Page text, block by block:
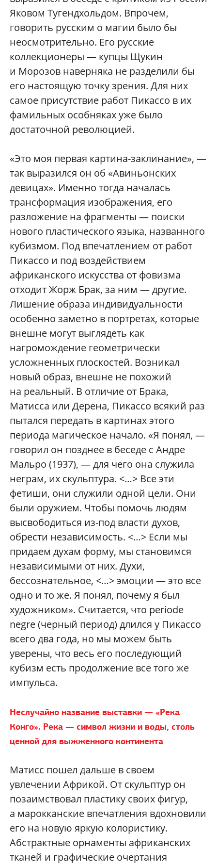
Яковом Тугендхольдом. Впрочем,
говорить русским о магии было бы
неосмотрительно. Его русские
коллекционеры — купцы Щукин
и Морозов наверняка не разделили бы
его настоящую точку зрения. Для них
самое присутствие работ Пикассо в их
фамильных особняках уже было
достаточной революцией.
«Это моя первая картина-заклинание», —
так выразился он об «Авиньонских
девицах». Именно тогда началась
трансформация изображения, его
разложение на фрагменты — поиски
нового пластического языка, названного
кубизмом. Под впечатлением от работ
Пикассо и под воздействием
африканского искусства от фовизма
отходит Жорж Брак, за ним — другие.
Лишение образа индивидуальности
особенно заметно в портретах, которые
внешне могут выглядеть как
нагромождение геометрически
усложненных плоскостей. Возникал
новый образ, внешне не похожий
на реальный. В отличие от Брака,
Матисса или Дерена, Пикассо всякий раз
пытался передать в картинах этого
периода магическое начало. «Я понял, —
говорил он позднее в беседе с Андре
Мальро (1937), — для чего она служила
неграм, их скульптура. <…> Все эти
фетиши, они служили одной цели. Они
были оружием. Чтобы помочь людям
высвободиться из-под власти духов,
обрести независимость. <…> Если мы
придаем духам форму, мы становимся
независимыми от них. Духи,
бессознательное, <…> эмоции — это все
одно и то же. Я понял, почему я был
художником». Считается, что periode
negre (черный период) длился у Пикассо
всего два года, но мы можем быть
уверены, что весь его последующий
кубизм есть продолжение все того же
импульса.
Неслучайно название выставки — «Река
Конго». Река — символ жизни и воды, столь
ценной для выжженного континента
Матисс пошел дальше в своем
увлечении Африкой. От скульптур он
позаимствовал пластику своих фигур,
а марокканские впечатления вдохновили
его на новую яркую колористику.
Абстрактные орнаменты африканских
тканей и графические очертания